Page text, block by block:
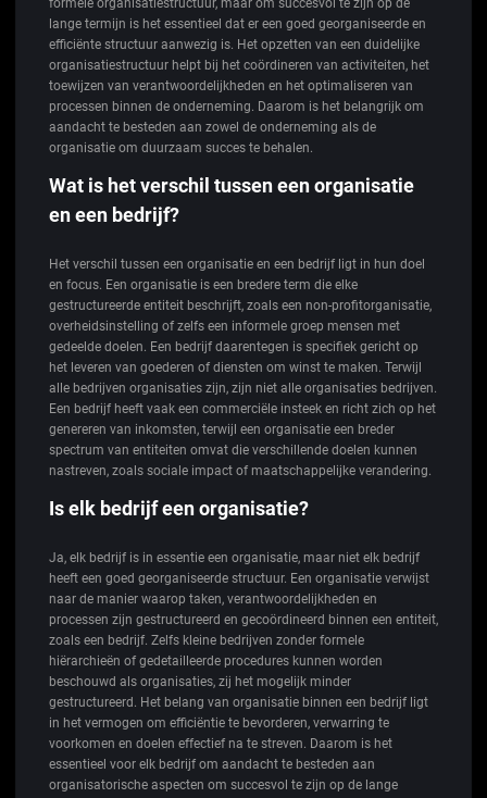
formele organisatiestructuur, maar om succesvol te zijn op de
lange termijn is het essentieel dat er een goed georganiseerde en
efficiënte structuur aanwezig is. Het opzetten van een duidelijke
organisatiestructuur helpt bij het coördineren van activiteiten, het
toewijzen van verantwoordelijkheden en het optimaliseren van
processen binnen de onderneming. Daarom is het belangrijk om
aandacht te besteden aan zowel de onderneming als de
organisatie om duurzaam succes te behalen.
Wat is het verschil tussen een organisatie
en een bedrijf?
Het verschil tussen een organisatie en een bedrijf ligt in hun doel
en focus. Een organisatie is een bredere term die elke
gestructureerde entiteit beschrijft, zoals een non-profitorganisatie,
overheidsinstelling of zelfs een informele groep mensen met
gedeelde doelen. Een bedrijf daarentegen is specifiek gericht op
het leveren van goederen of diensten om winst te maken. Terwijl
alle bedrijven organisaties zijn, zijn niet alle organisaties bedrijven.
Een bedrijf heeft vaak een commerciële insteek en richt zich op het
genereren van inkomsten, terwijl een organisatie een breder
spectrum van entiteiten omvat die verschillende doelen kunnen
nastreven, zoals sociale impact of maatschappelijke verandering.
Is elk bedrijf een organisatie?
Ja, elk bedrijf is in essentie een organisatie, maar niet elk bedrijf
heeft een goed georganiseerde structuur. Een organisatie verwijst
naar de manier waarop taken, verantwoordelijkheden en
processen zijn gestructureerd en gecoördineerd binnen een entiteit,
zoals een bedrijf. Zelfs kleine bedrijven zonder formele
hiërarchieën of gedetailleerde procedures kunnen worden
beschouwd als organisaties, zij het mogelijk minder
gestructureerd. Het belang van organisatie binnen een bedrijf ligt
in het vermogen om efficiëntie te bevorderen, verwarring te
voorkomen en doelen effectief na te streven. Daarom is het
essentieel voor elk bedrijf om aandacht te besteden aan
organisatorische aspecten om succesvol te zijn op de lange